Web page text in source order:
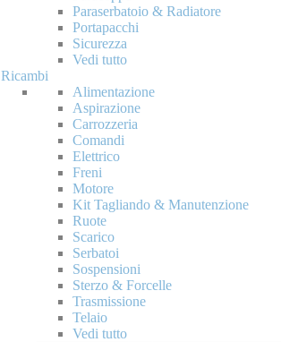
Paraserbatoio & Radiatore
Portapacchi
Sicurezza
Vedi tutto
Ricambi
Alimentazione
Aspirazione
Carrozzeria
Comandi
Elettrico
Freni
Motore
Kit Tagliando & Manutenzione
Ruote
Scarico
Serbatoi
Sospensioni
Sterzo & Forcelle
Trasmissione
Telaio
Vedi tutto